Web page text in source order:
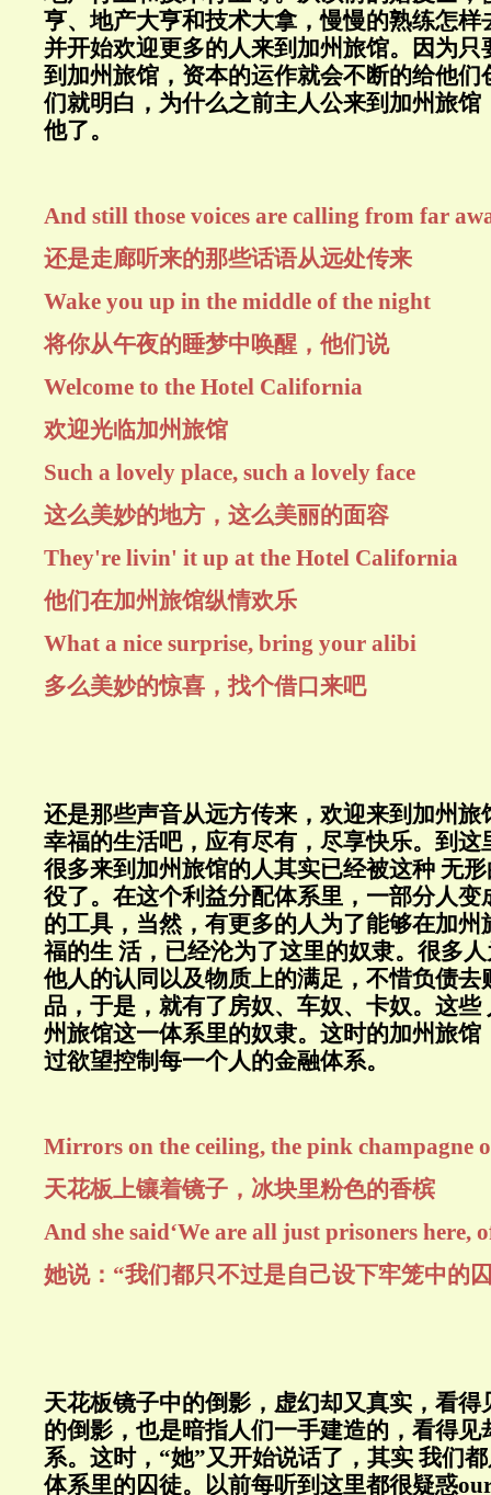
亨、地产大亨和技术大拿，慢慢的熟练怎样
并开始欢迎更多的人来到加州旅馆。因为只
到加州旅馆，资本的运作就会不断的给他们
们就明白，为什么之前主人公来到加州旅馆
他了。
And still those voices are calling from far
还是走廊听来的那些话语从远处传来
Wake you up in the middle of the night
将你从午夜的睡梦中唤醒，他们说
Welcome to the Hotel California
欢迎光临加州旅馆
Such a lovely place, such a lovely face
这么美妙的地方，这么美丽的面容
They're livin' it up at the Hotel California
他们在加州旅馆纵情欢乐
What a nice surprise, bring your alibi
多么美妙的惊喜，找个借口来吧
还是那些声音从远方传来，欢迎来到加州旅
幸福的生活吧，应有尽有，尽享快乐。到这
很多来到加州旅馆的人其实已经被这种 无
役了。在这个利益分配体系里，一部分人变
的工具，当然，有更多的人为了能够在加州
福的生 活，已经沦为了这里的奴隶。很多
他人的认同以及物质上的满足，不惜负债去
品，于是，就有了房奴、车奴、卡奴。这些
州旅馆这一体系里的奴隶。这时的加州旅馆
过欲望控制每一个人的金融体系。
Mirrors on the ceiling, the pink champagne
天花板上镶着镜子，冰块里粉色的香槟
And she said‘We are all just prisoners here,
她说：“我们都只不过是自己设下牢笼中的
天花板镜子中的倒影，虚幻却又真实，看得
的倒影，也是暗指人们一手建造的，看得见
系。这时，“她”又开始说话了，其实 我们
体系里的囚徒。以前每听到这里都很疑惑